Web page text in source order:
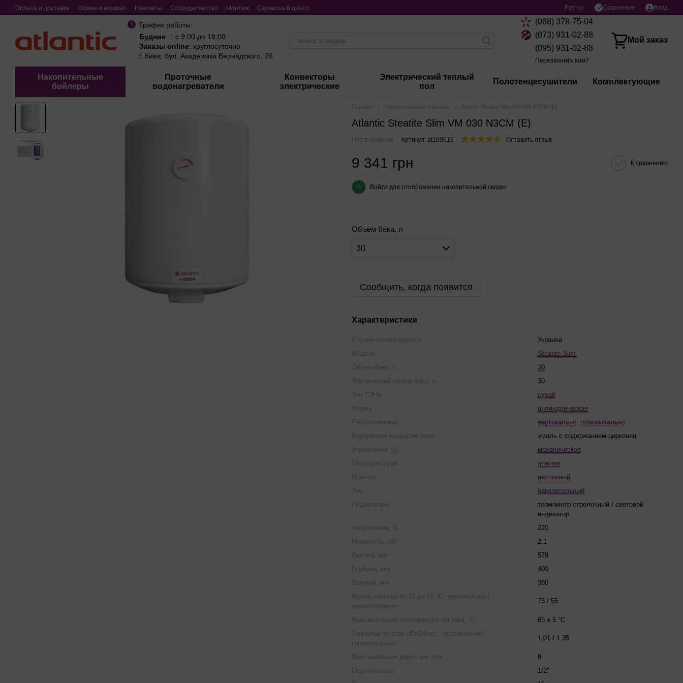
Перейти к основному контенту
Оплата и доставка Обмен и возврат Контакты Сотрудничество Монтаж Сервисный центр РусУкр Сравнение Вход
График работы:
Будние
: с 9:00 до 18:00
Заказы online: круглосуточно
г. Киев, бул. Академика Вернадского, 26
(068) 378-75-04
(073) 931-02-88
(095) 931-02-88
Перезвонить вам?
Мой заказ
Накопительные
бойлеры
Проточные
водонагреватели
Конвекторы
электрические
Электрический теплый
пол
Полотенцесушители Комплектующие
Главная Накопительные бойлеры Atlantic Steatitе Slim VM 030 N3CM (E)
Atlantic Steatitе Slim VM 030 N3CM (E)
Нет в наличии Артикул: at100619 Оставить отзыв
9 341 грн К сравнению
% Войти для отображения накопительной скидки
Объем бака, л
30
Сообщить, когда появится
Характеристики
Страна-производитель
Украина
Модель
Steatite Slim
Объем бака, л
30
Фактический объем бака, л
30
Тип ТЭНа
сухой
Форма
цилиндрическая
Расположение
вертикально, горизонтально
Внутреннее покрытие бака
эмаль с содержанием циркония
Управление
механическое
Подводка труб
нижняя
Монтаж
настенный
Тип
накопительный
Индикаторы
термометр стрелочный / световой
индикатор
Напряжение, В
220
Мощность, кВт
2.1
Высота, мм
579
Глубина, мм
400
Ширина, мм
380
Время нагрева от 15 до 65 °С, вертикально /
горизонтально
75 / 55
Максимальная температура нагрева, °С
65 ± 5 °C
Тепловые потери кВт/24час, вертикально /
горизонтально
1,01 / 1,35
Максимальное давление атм.
8
Подключение
1/2"